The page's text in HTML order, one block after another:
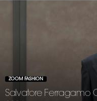
ZOOM FASHION
Salvatore Ferragamo